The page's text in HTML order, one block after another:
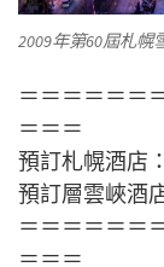
2009年第60屆札幌
＝＝＝＝＝＝
＝＝＝
預訂札幌酒店：
預訂層雲峽酒
＝＝＝＝＝＝
＝＝＝